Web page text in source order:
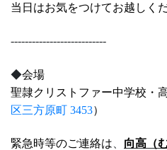
当日はお気をつけてお越しくだ
---------------------------
◆会場
聖隷クリストファー中学校・
区三方原町 3453）
緊急時等のご連絡は 向高（